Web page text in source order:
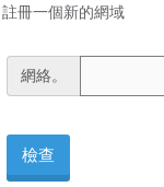
註冊一個新的網域
網絡。
檢查